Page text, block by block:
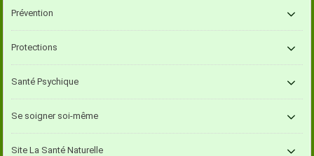
Prévention
Protections
Santé Psychique
Se soigner soi-même
Site La Santé Naturelle